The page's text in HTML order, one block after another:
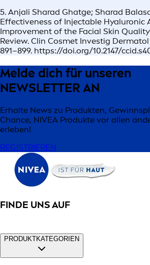
5. Anjali Sharad Ghatge; Sharad
Effectiveness of Injectable Hyaluronic
Improvement of the Facial Skin
Review. Clin Cosmet Investig Dermatol
891–899. https://doi.org/10.2147/
Melde dich für unseren
NEWSLETTER AN
Erhalte News zu Produkten,
Chance, NIVEA Produkte vor allen
erleben!
REGISTRIEREN
FINDE UNS AUF
PRODUKTKATEGORIEN